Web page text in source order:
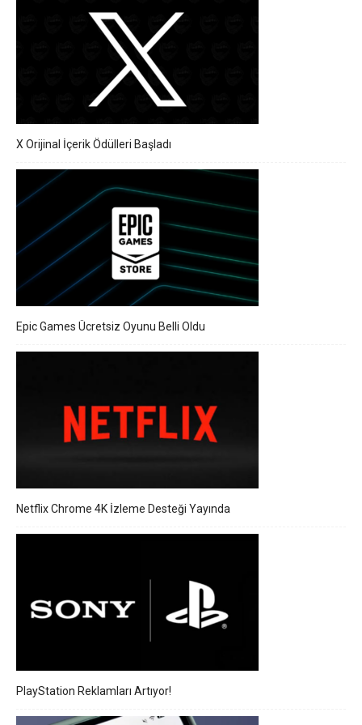
X Orijinal İçerik Ödülleri Başladı
Epic Games Ücretsiz Oyunu Belli Oldu
Netflix Chrome 4K İzleme Desteği Yayında
PlayStation Reklamları Artıyor!